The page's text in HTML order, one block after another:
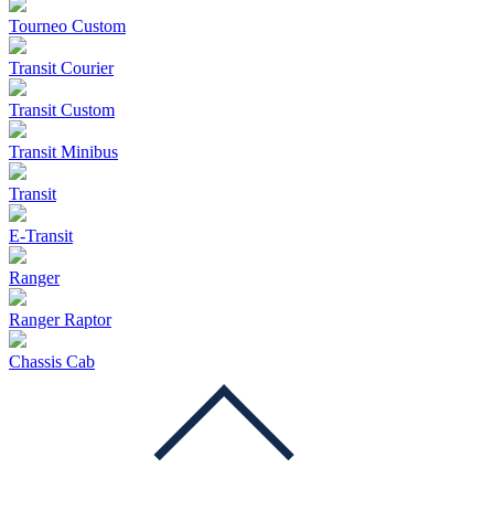
Tourneo Custom
Transit Courier
Transit Custom
Transit Minibus
Transit
E-Transit
Ranger
Ranger Raptor
Chassis Cab